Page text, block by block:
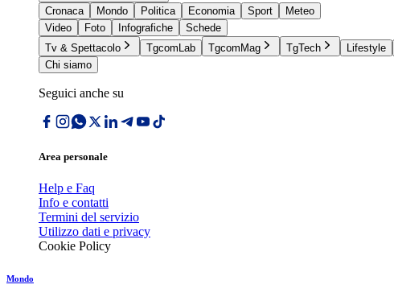
Cronaca
Mondo Politica Economia Sport
Meteo
Video
Foto Infografiche
Schede
Tv & Spettacolo
TgcomLab TgcomMag TgTech Lifestyle
Chi siamo
Seguici anche su
Area personale
Help e Faq
Info e contatti
Termini del servizio
Utilizzo dati e privacy
Cookie Policy
Mondo